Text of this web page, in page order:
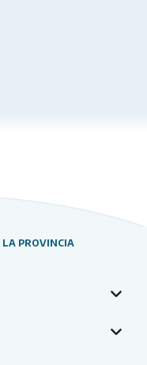
LA PROVINCIA